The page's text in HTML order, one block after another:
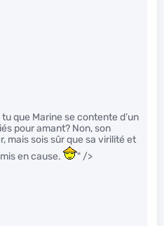
tu que Marine se contente d’un
pour amant? Non, son
mais sois sûr que sa virilité et
en cause.
" />